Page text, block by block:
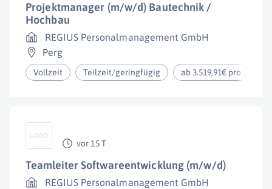
Projektmanager (m/w/d) Bautechnik /
Hochbau
REGIUS Personalmanagement GmbH
Perg
Vollzeit Teilzeit/geringfügig ab 3.519,91€ pro Monat
vor 15 T
Teamleiter Softwareentwicklung (m/w/d)
REGIUS Personalmanagement GmbH